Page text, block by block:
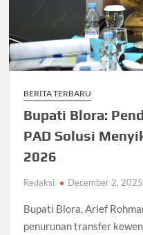
BERITA TERBARU
Bupati Blora:
PAD Solusi
2026
Redaksi December 2, 2025
Bupati Blora, Arief
penurunan transfer